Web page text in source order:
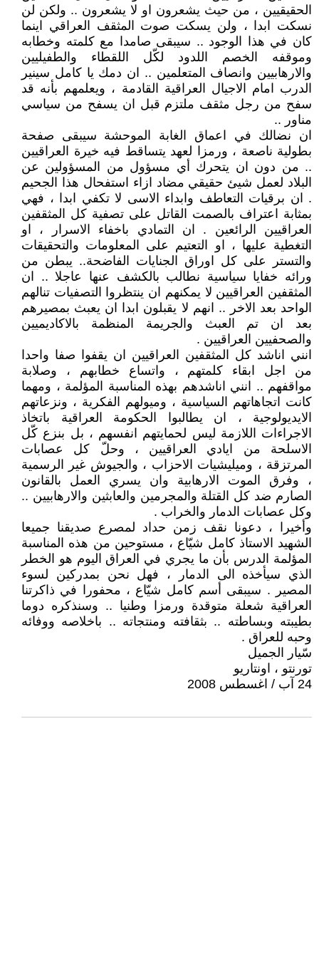
الحقيقيين ، من حيث يشعرون او لا يشعرون .. ولكن لن
نسكت ابدا ، ولن يسكت صوت المثقف العراقي اينما
كان في هذا الوجود .. سيبقى صامدا مع كلمته وخطابه
وموقفه الخصم اللدود لكّل اللقطاء والطفيليين
والارهابيين وانصاف المتعلمين .. ان دمك يا كامل سينير
الدرب امام الاجيال العراقية القادمة ، ويعلمهم بأنه قد
سفح من رجل مثقف ملتزم قبل ان يسفح من سياسي
مناور ..
ان نضالك في اعماق الغابة الموحشة سيبقى صفحة
بطولية ناصعة ، ورمزا لعهد يتساقط فيه خيرة العراقيين
.. من دون ان يتحرك أي مسؤول من المسؤولين عن
البلاد لعمل شيئ حقيقي مضاد ازاء استفحال هذا الجحيم
. ان برقيات التعاطف وابداء الاسى لا تكفي ابدا ، فهي
بمثابة اعتراف بالصمت القاتل على تصفية كل المثقفين
العراقيين الرائعين . ان التمادي باخفاء الاسرار ، او
التغطية عليها ، او التعتيم على المعلومات والتحقيقات
والتستر على كل اوراق الجنايات الفاضحة.. يبطن من
ورائه خفايا سياسية نطالب بالكشف عنها عاجلا .. ان
المثقفين العراقيين لا يمكنهم ان ينتظروا التصفيات تنالهم
الواحد بعد الاخر .. انهم لا يقبلون ابدا ان يعبث بمصيرهم
بعد ان تم العبث والجريمة المنظمة بالاكاديميين
والصحفيين العراقيين .
انني اناشد كل المثقفين العراقيين ان يقفوا صفا واحدا
من اجل ابقاء كلمتهم ، واتساع خطابهم ، وصلابة
مواقفهم .. انني اناشدهم بهذه المناسبة المؤلمة ، ومهما
كانت اتجاهاتهم السياسية ، وميولهم الفكرية ، ونزعاتهم
الايديولوجية ، ان يطالبوا الحكومة العراقية باتخاذ
الاجراءات اللازمة ليس لحمايتهم انفسهم ، بل بنزع كّل
الاسلحة من ايادي العراقيين ، وحلّ كل عصابات
المرتزقة ، وميليشيات الاحزاب ، والجيوش غير الرسمية
، وفرق الموت الارهابية وان يسري العمل بالقانون
الصارم ضد كل القتلة والمجرمين والعابثين والارهابيين ..
وكل عصابات الدمار والخراب .
وأخيرا ، دعونا نقف زمن حداد لمصرع صديقنا جميعا
الشهيد الاستاذ كامل شيّاع ، مستوحين من هذه المناسبة
المؤلمة الدرس بأن ما يجري في العراق اليوم هو الخطر
الذي سيأخذه الى الدمار ، فهل نحن بمدركين لسوء
المصير . سيبقى أسم كامل شيّاع ، محفورا في ذاكرتنا
العراقية شعلة متوقدة ورمزا وطنيا .. وسنذكره دوما
بطيبته وبساطته .. بثقافته ومنتجاته .. باخلاصه ووفائه
وحبه للعراق .
سّيار الجميل
تورنتو ، اونتاريو
24 آب / اغسطس 2008